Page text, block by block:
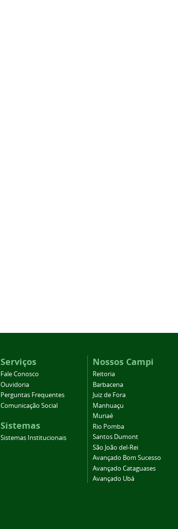
Serviços
Fale Conosco
Ouvidoria
Perguntas Frequentes
Comunicação Social
Sistemas
Sistemas Institucionais
Nossos Campi
Reitoria
Barbacena
Juiz de Fora
Manhuaçu
Muriaé
Rio Pomba
Santos Dumont
São João del-Rei
Avançado Bom Sucesso
Avançado Cataguases
Avançado Ubá